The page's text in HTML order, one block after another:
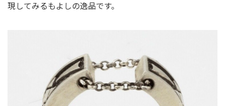
現してみるもよしの逸品です。